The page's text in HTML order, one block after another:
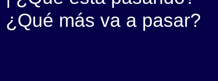
¿Qué más va a pasar?